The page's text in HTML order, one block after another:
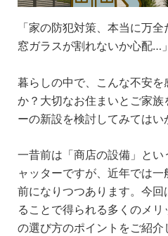
「家の防犯対策、本当に万
窓ガラスが割れないか心配…」
暮らしの中で、こんな不安
か？大切なお住まいとご家
ーの新設を検討してみてはい
一昔前は「商店の設備」と
ャッターですが、近年では
前になりつつあります。今
ることで得られる多くのメ
の選び方のポイントをご紹介